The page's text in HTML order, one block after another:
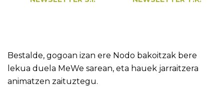
Bestalde, gogoan izan ere Nodo bakoitzak bere
lekua duela MeWe sarean, eta hauek jarraitzera
animatzen zaituztegu.